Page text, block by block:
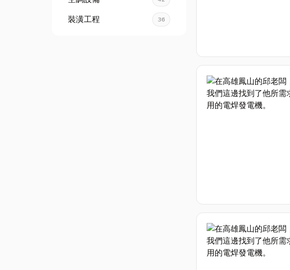
裝潢工程 36